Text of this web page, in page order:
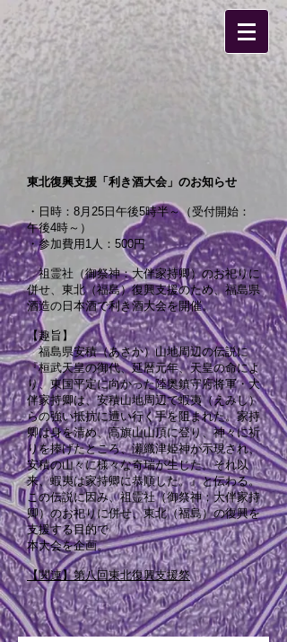
東北復興支援「利き酒大会」のお知らせ
・日時：8月25日午後5時半～（受付開始：
午後4時～）
・参加費用1人：500円
祖霊社（御祭神：大伴家持卿）のお祀りに
併せ、東北（福島）復興支援のため、福島県
酒造の日本酒で利き酒大会を開催。
【趣旨】
福島県安積（あさか）山地周辺の伝説に
『桓武天皇の御代、延暦元年、天皇の命によ
り、東国平定に向かった陸奥鎮守府将軍・大
伴家持卿は、安積山地周辺で蝦夷（えみし）
らの強い抵抗に遭い行く手を阻まれた。家持
卿は身を清め、高旗山山頂に登り、神々に祈
りを捧げたところ、瀬織津姫神が示現され、
安積の山々に様々な奇瑞が生じた。それ以
来、蝦夷は家持卿に恭順した。』と伝わる。
この伝説に因み、祖霊社（御祭神；大伴家持
卿）のお祀りに併せ、東北（福島）の復興を
支援する目的で
本大会を企画。
【関連】第八回東北復興支援祭